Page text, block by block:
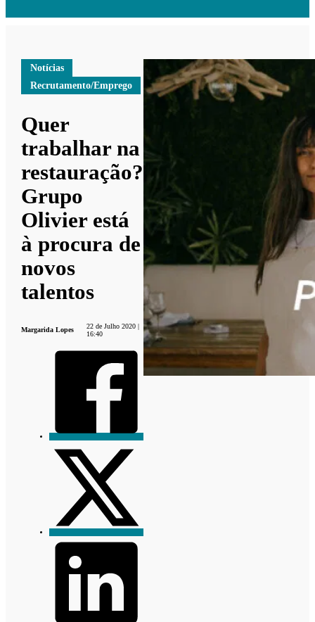
Notícias
Recrutamento/Emprego
Quer
trabalhar na
restauração?
Grupo
Olivier está
à procura de
novos
talentos
Margarida Lopes
22 de Julho 2020 |
16:40